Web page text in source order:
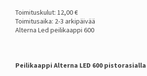
Toimituskulut: 12,00 €
Toimitusaika: 2-3 arkipäivää
Alterna Led peilikaappi 600
Peilikaappi Alterna LED 600 pistorasialla